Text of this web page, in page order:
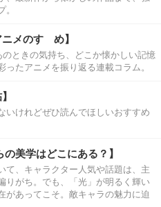
メのすゝめ】
のときの気持ち、どこか懐かしい記憶
たアニメを振り返る連載コラム。
いけれどぜひ読んでほしいおすすめ
の美学はどこにある？】
て、キャラクター人気や話題は、主
りがち。でも、「光」が明るく輝い
があってこそ。敵キャラの魅力に迫